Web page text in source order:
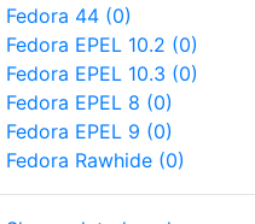
Fedora 44 (0)
Fedora EPEL 10.2 (0)
Fedora EPEL 10.3 (0)
Fedora EPEL 8 (0)
Fedora EPEL 9 (0)
Fedora Rawhide (0)